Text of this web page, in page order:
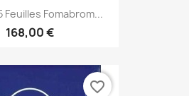
Fomabrom...
168,00 €
favorite_border